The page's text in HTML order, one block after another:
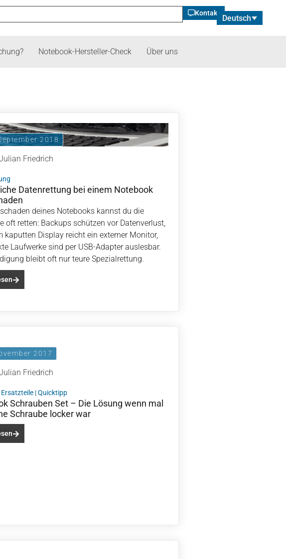
Kontakt
Deutsch
Notebook-Hersteller-Check Über uns
2018
Friedrich
Datenrettung bei einem Notebook
deines Notebooks kannst du die
oft retten: Backups schützen vor Datenverlust,
kaputten Display reicht ein externer Monitor,
Laufwerke sind per USB-Adapter auslesbar.
bleibt oft nur teure Spezialrettung.
2017
Friedrich
|Quicktipp
Schrauben Set – Die Lösung wenn mal
Schraube locker war